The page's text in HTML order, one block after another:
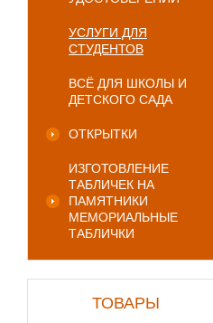
УСЛУГИ ДЛЯ
СТУДЕНТОВ
ВСЁ ДЛЯ ШКОЛЫ И
ДЕТСКОГО САДА
ОТКРЫТКИ
ИЗГОТОВЛЕНИЕ
ТАБЛИЧЕК НА
ПАМЯТНИКИ
МЕМОРИАЛЬНЫЕ
ТАБЛИЧКИ
ТОВАРЫ